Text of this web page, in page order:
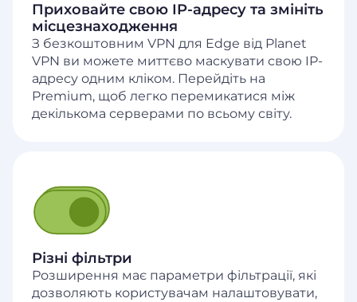
Приховайте свою IP-адресу та змініть
місцезнаходження
З безкоштовним VPN для Edge від Planet
VPN ви можете миттєво маскувати свою IP-
адресу одним кліком. Перейдіть на
Premium, щоб легко перемикатися між
декількома серверами по всьому світу.
Різні фільтри
Розширення має параметри фільтрації, які
дозволяють користувачам налаштовувати,